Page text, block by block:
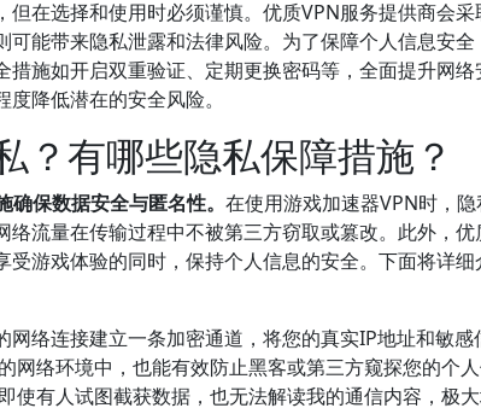
在选择和使用时必须谨慎。优质VPN服务提供商会
能带来隐私泄露和法律风险。为了保障个人信息安
施如开启双重验证、定期更换密码等，全面提升网络
降低潜在的安全风险。
？有哪些隐私保障措施？
保数据安全与匿名性。 在使用游戏加速器VPN时，
流量在传输过程中不被第三方窃取或篡改。此外，优
游戏体验的同时，保持个人信息的安全。下面将详细
络连接建立一条加密通道，将您的真实IP地址和敏感
网络环境中，也能有效防止黑客或第三方窥探您的个
使有人试图截获数据，也无法解读我的通信内容，极